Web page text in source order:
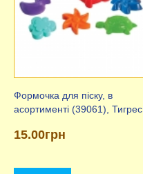
Формочка для піску, в
асортименті (39061), Тигрес
15.00грн